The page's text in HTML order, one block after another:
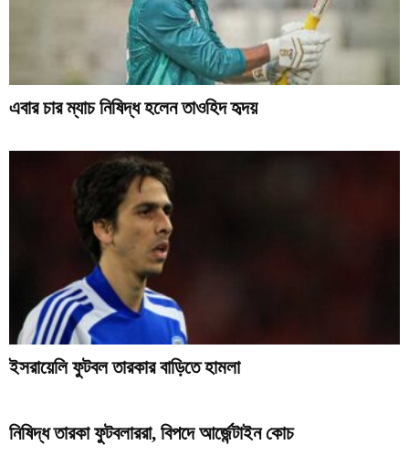
এবার চার ম্যাচ নিষিদ্ধ হলেন তাওহিদ হৃদয়
ইসরায়েলি ফুটবল তারকার বাড়িতে হামলা
নিষিদ্ধ তারকা ফুটবলাররা, বিপদে আর্জেন্টাইন কোচ